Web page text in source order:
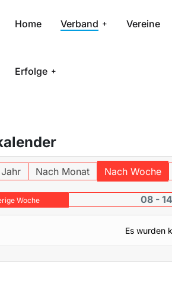
Home Verband Vereine
Erfolge
Nach Monat Nach Woche
Woche 08 -
Es wurden